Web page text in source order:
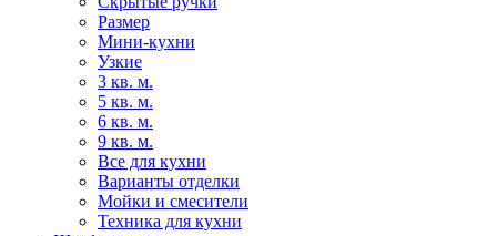
Размер
Мини-кухни
Узкие
3 кв. м.
5 кв. м.
6 кв. м.
9 кв. м.
Все для кухни
Варианты отделки
Мойки и смесители
Техника для кухни